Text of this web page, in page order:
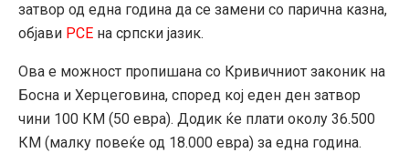
затвор од една година да се замени со парична казна,
објави РСЕ на српски јазик.
Ова е можност пропишана со Кривичниот законик на
Босна и Херцеговина, според кој еден ден затвор
чини 100 КМ (50 евра). Додик ќе плати околу 36.500
КМ (малку повеќе од 18.000 евра) за една година.